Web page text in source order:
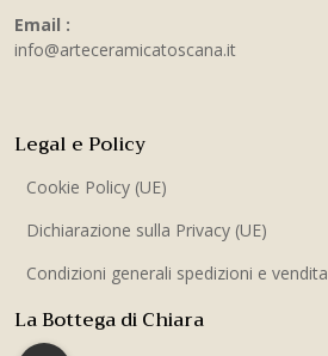
Email :
info@arteceramicatoscana.it
La Bottega di Chiara
Legal e Policy
Cookie Policy (UE)
Dichiarazione sulla Privacy (UE)
Condizioni generali spedizioni e vendita